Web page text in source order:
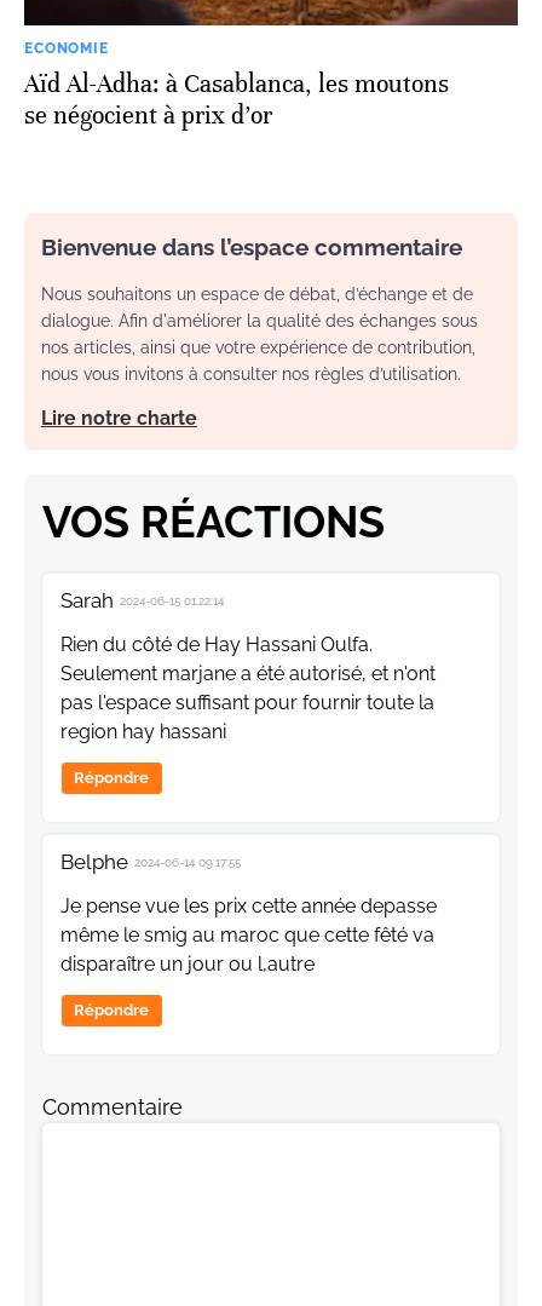
ECONOMIE
Aïd Al-Adha: à Casablanca, les moutons
se négocient à prix d’or
Bienvenue dans l’espace commentaire
Nous souhaitons un espace de débat, d’échange et de
dialogue. Afin d'améliorer la qualité des échanges sous
nos articles, ainsi que votre expérience de contribution,
nous vous invitons à consulter nos règles d’utilisation.
Lire notre charte
VOS RÉACTIONS
Sarah 2024-06-15 01:22:14
Rien du côté de Hay Hassani Oulfa.
Seulement marjane a été autorisé, et n'ont
pas l'espace suffisant pour fournir toute la
region hay hassani
Répondre
Belphe 2024-06-14 09:17:55
Je pense vue les prix cette année depasse
même le smig au maroc que cette fêté va
disparaître un jour ou l,autre
Répondre
Commentaire